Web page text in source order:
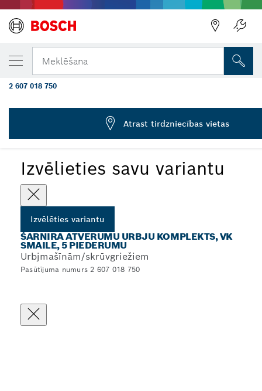
Meklēšana
Izvēlieties savu variantu
Izvēlēties variantu
ŠARNĪRA ATVĒRUMU URBJU KOMPLEKTS, VK
SMAILE, 5 PIEDERUMU
Urbjmašīnām/skrūvgriežiem
Pasūtījuma numurs 2 607 018 750
JŪSU IZVĒLĒTAIS VARIANTS
Volframa karbīda šarnīra atvērumu urbju
5 piederumi, 15–35 mm
2 607 018 750
Atrast tirdzniecības vietas